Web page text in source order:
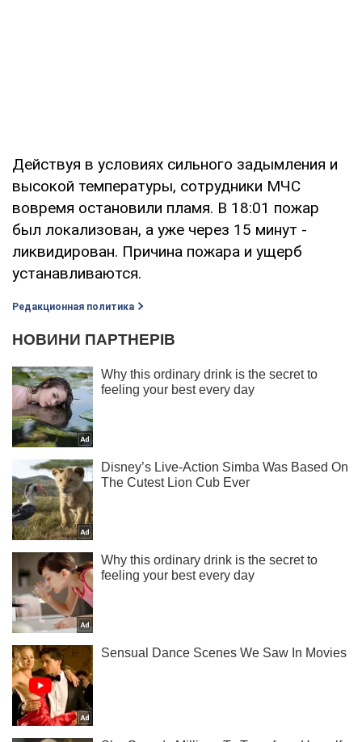
Действуя в условиях сильного задымления и
высокой температуры, сотрудники МЧС
вовремя остановили пламя. В 18:01 пожар
был локализован, а уже через 15 минут -
ликвидирован. Причина пожара и ущерб
устанавливаются.
Редакционная политика